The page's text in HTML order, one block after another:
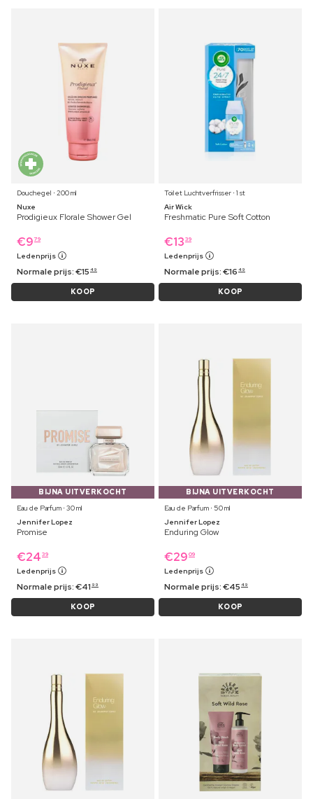
Douchegel ⋅ 200 ml
Nuxe
Prodigieux Florale Shower Gel
€9 79
Ledenprijs
Normale prijs:€15 49
KOOP
Toilet Luchtverfrisser ⋅ 1 st
Air Wick
Freshmatic Pure Soft Cotton
€13 39
Ledenprijs
Normale prijs:€16 49
KOOP
BIJNA UITVERKOCHT
Eau de Parfum ⋅ 30 ml
Jennifer Lopez
Promise
€24 39
Ledenprijs
Normale prijs:€41 99
KOOP
BIJNA UITVERKOCHT
Eau de Parfum ⋅ 50 ml
Jennifer Lopez
Enduring Glow
€29 09
Ledenprijs
Normale prijs:€45 49
KOOP